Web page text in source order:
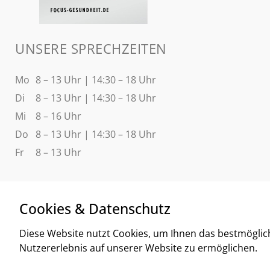
UNSERE SPRECHZEITEN
Mo 8 – 13 Uhr | 14:30 – 18 Uhr
Di
8 – 13 Uhr | 14:30 – 18 Uhr
Mi
8 – 16 Uhr
Do
8 – 13 Uhr | 14:30 – 18 Uhr
Fr
8 – 13 Uhr
Cookies & Datenschutz
Diese Website nutzt Cookies, um Ihnen das
Nutzererlebnis auf unserer Website zu ermöglichen.